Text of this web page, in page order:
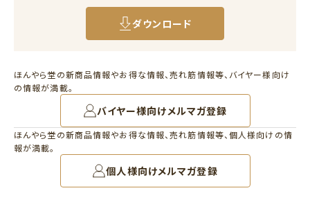
ダウンロード
ほんやら堂の新商品情報やお得な情報、売れ筋情報等、バイヤー様向け
の情報が満載。
バイヤー様向けメルマガ登録
ほんやら堂の新商品情報やお得な情報、売れ筋情報等、個人様向けの情
報が満載。
個人様向けメルマガ登録